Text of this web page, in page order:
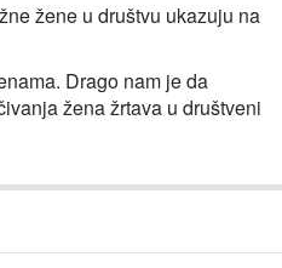
žene u društvu ukazuju na
Drago nam je da
žena žrtava u društveni